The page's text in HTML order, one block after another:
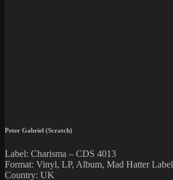
Peter Gabriel (Scratch)
Label: Charisma – CDS 4013
Format: Vinyl, LP, Album, Mad Hatter Label
Country: UK